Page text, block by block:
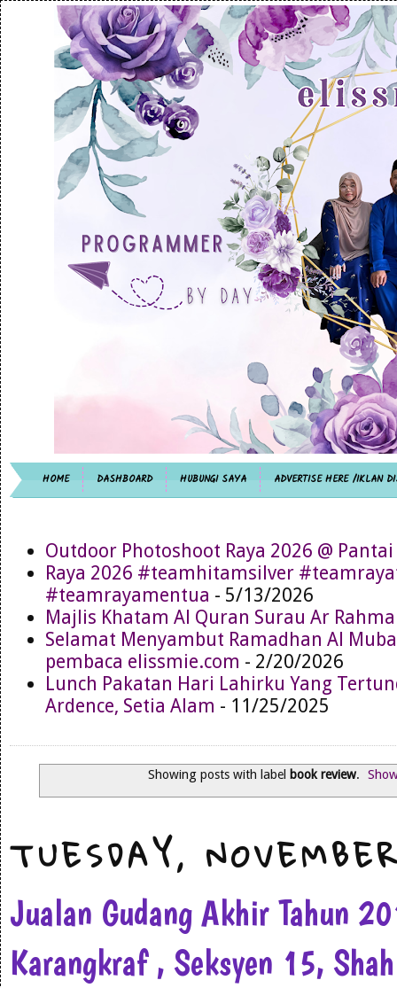
HOME DASHBOARD HUBUNGI SAYA ADVERTISE HERE /IKLAN
Outdoor Photoshoot Raya 2026 @ Pantai
Raya 2026 #teamhitamsilver
#teamrayamentua - 5/13/2026
Majlis Khatam Al Quran Surau Ar
Selamat Menyambut Ramadhan Al
pembaca elissmie.com - 2/20/2026
Lunch Pakatan Hari Lahirku Yang
Ardence, Setia Alam - 11/25/2025
Showing posts with label book review.
TUESDAY,
Jualan Gudang Akhir Tahun
Karangkraf , Seksyen 15,